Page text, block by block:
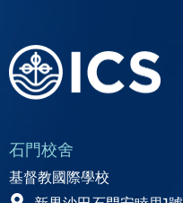
石門校舍
基督教國際學校